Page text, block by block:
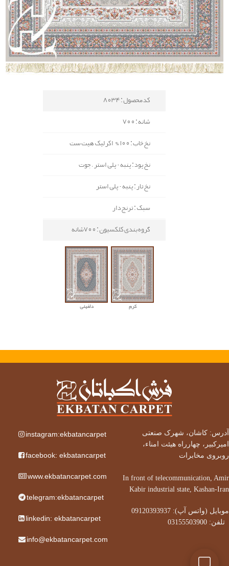
کد محصول : 8034
شانه : 700
نخ خاب : 100% اکرلیک هیت ست
نخ پود : پنبه - پلی استر ، جوت
نخ تار : پنبه - پلی استر
سبک : ترنج دار
گروه بندی کلکسیون : 700شانه
کرم دلفینی
آدرس: کاشان، شهرک صنعتی
امیرکبیر، چهارراه هیئت امناء،
روبروی مخابرات
In front of telecommunication, Amir
Kabir industrial state, Kashan-Iran
تلفن: 03155503900
instagram:ekbatancarpet
facebook: ekbatancarpet
www.ekbatancarpet.com
telegram:ekbatancarpet
linkedin: ekbatancarpet
info@ekbatancarpet.com